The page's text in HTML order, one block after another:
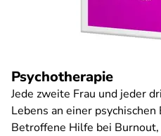
Psychotherapie
Jede zweite Frau und jeder
Lebens an einer
Betroffene Hilfe bei